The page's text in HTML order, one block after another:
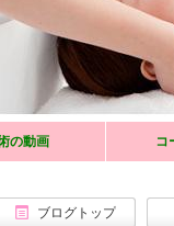
眼精疲労・手や足の疲れ
ブログトップ
の動画 コ